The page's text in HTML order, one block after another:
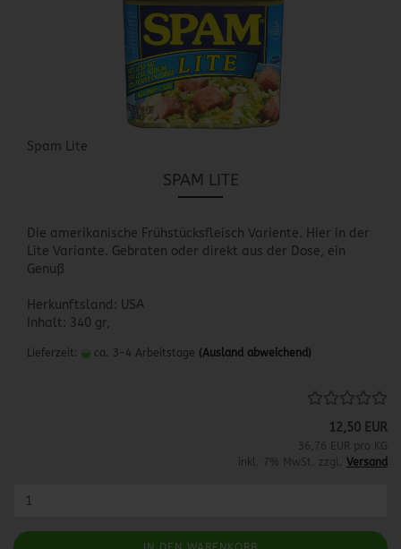
Spam Lite
SPAM LITE
Die amerikanische Frühstücksfleisch Variente. Hier in der
Lite Variante. Gebraten oder direkt aus der Dose, ein
Genuß
Herkunftsland: USA
Inhalt: 340 gr,
Lieferzeit: ca. 3-4 Arbeitstage (Ausland abweichend)
12,50 EUR
36,76 EUR pro KG
inkl. 7% MwSt. zzgl. Versand